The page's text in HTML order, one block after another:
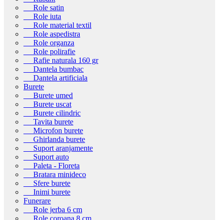
Role satin
Role iuta
Role material textil
Role aspedistra
Role organza
Role polirafie
Rafie naturala 160 gr
Dantela bumbac
Dantela artificiala
Burete
Burete umed
Burete uscat
Burete cilindric
Tavita burete
Microfon burete
Ghirlanda burete
Suport aranjamente
Suport auto
Paleta - Floreta
Bratara minideco
Sfere burete
Inimi burete
Funerare
Role jerba 6 cm
Role coroana 8 cm